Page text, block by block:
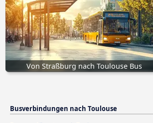
Von Straßburg nach Toulouse Bus
Busverbindungen nach Toulouse